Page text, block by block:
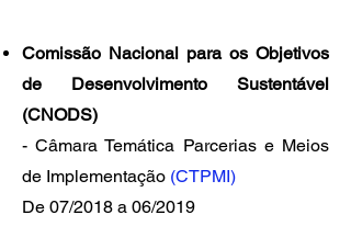
Comissão Nacional para os Objetivos
de Desenvolvimento Sustentável
(CNODS)​
- Câmara Temática Parcerias e Meios
de Implementação (CTPMI)
De 07/2018 a 06/2019